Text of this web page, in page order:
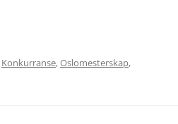
Konkurranse,Oslomesterskap,